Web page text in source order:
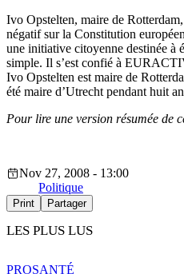
Ivo Opstelten, maire de
négatif sur la Constitution
une initiative citoyenne destinée à
simple. Il s’est confié à
Ivo Opstelten est maire de
été maire d’Utrecht pendant huit
Pour lire une version résumée de
Nov 27, 2008 - 13:00
Politique
Print Partager
LES PLUS LUS
PROSANTÉ